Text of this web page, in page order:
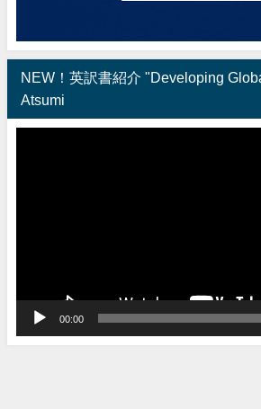
NEW！英訳書紹介 "Developing
Atsumi
00:00